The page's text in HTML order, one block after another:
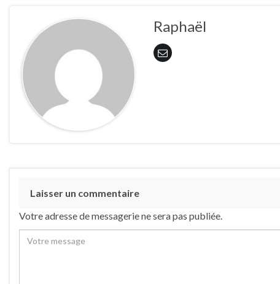
Raphaël
Laisser un commentaire
Votre adresse de messagerie ne sera pas publiée.